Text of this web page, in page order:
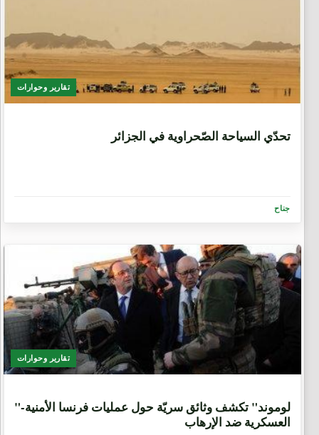
تقارير وحوارات
تحدّي السياحة الصّحراوية في الجزائر
جناح
تقارير وحوارات
"لوموند" تكشف وثائق سريّة حول عمليات فرنسا الأمنية-
العسكرية ضد الإرهاب